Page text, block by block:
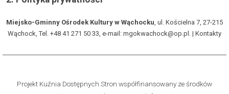
Miejsko-Gminny Ośrodek Kultury w Wąchocku, ul. Kościelna 7, 27-215
Wąchock, Tel. +48 41 271 50 33, e-mail: mgokwachock@op.pl. | Kontakty
Projekt Kuźnia Dostępnych Stron współfinansowany ze środków